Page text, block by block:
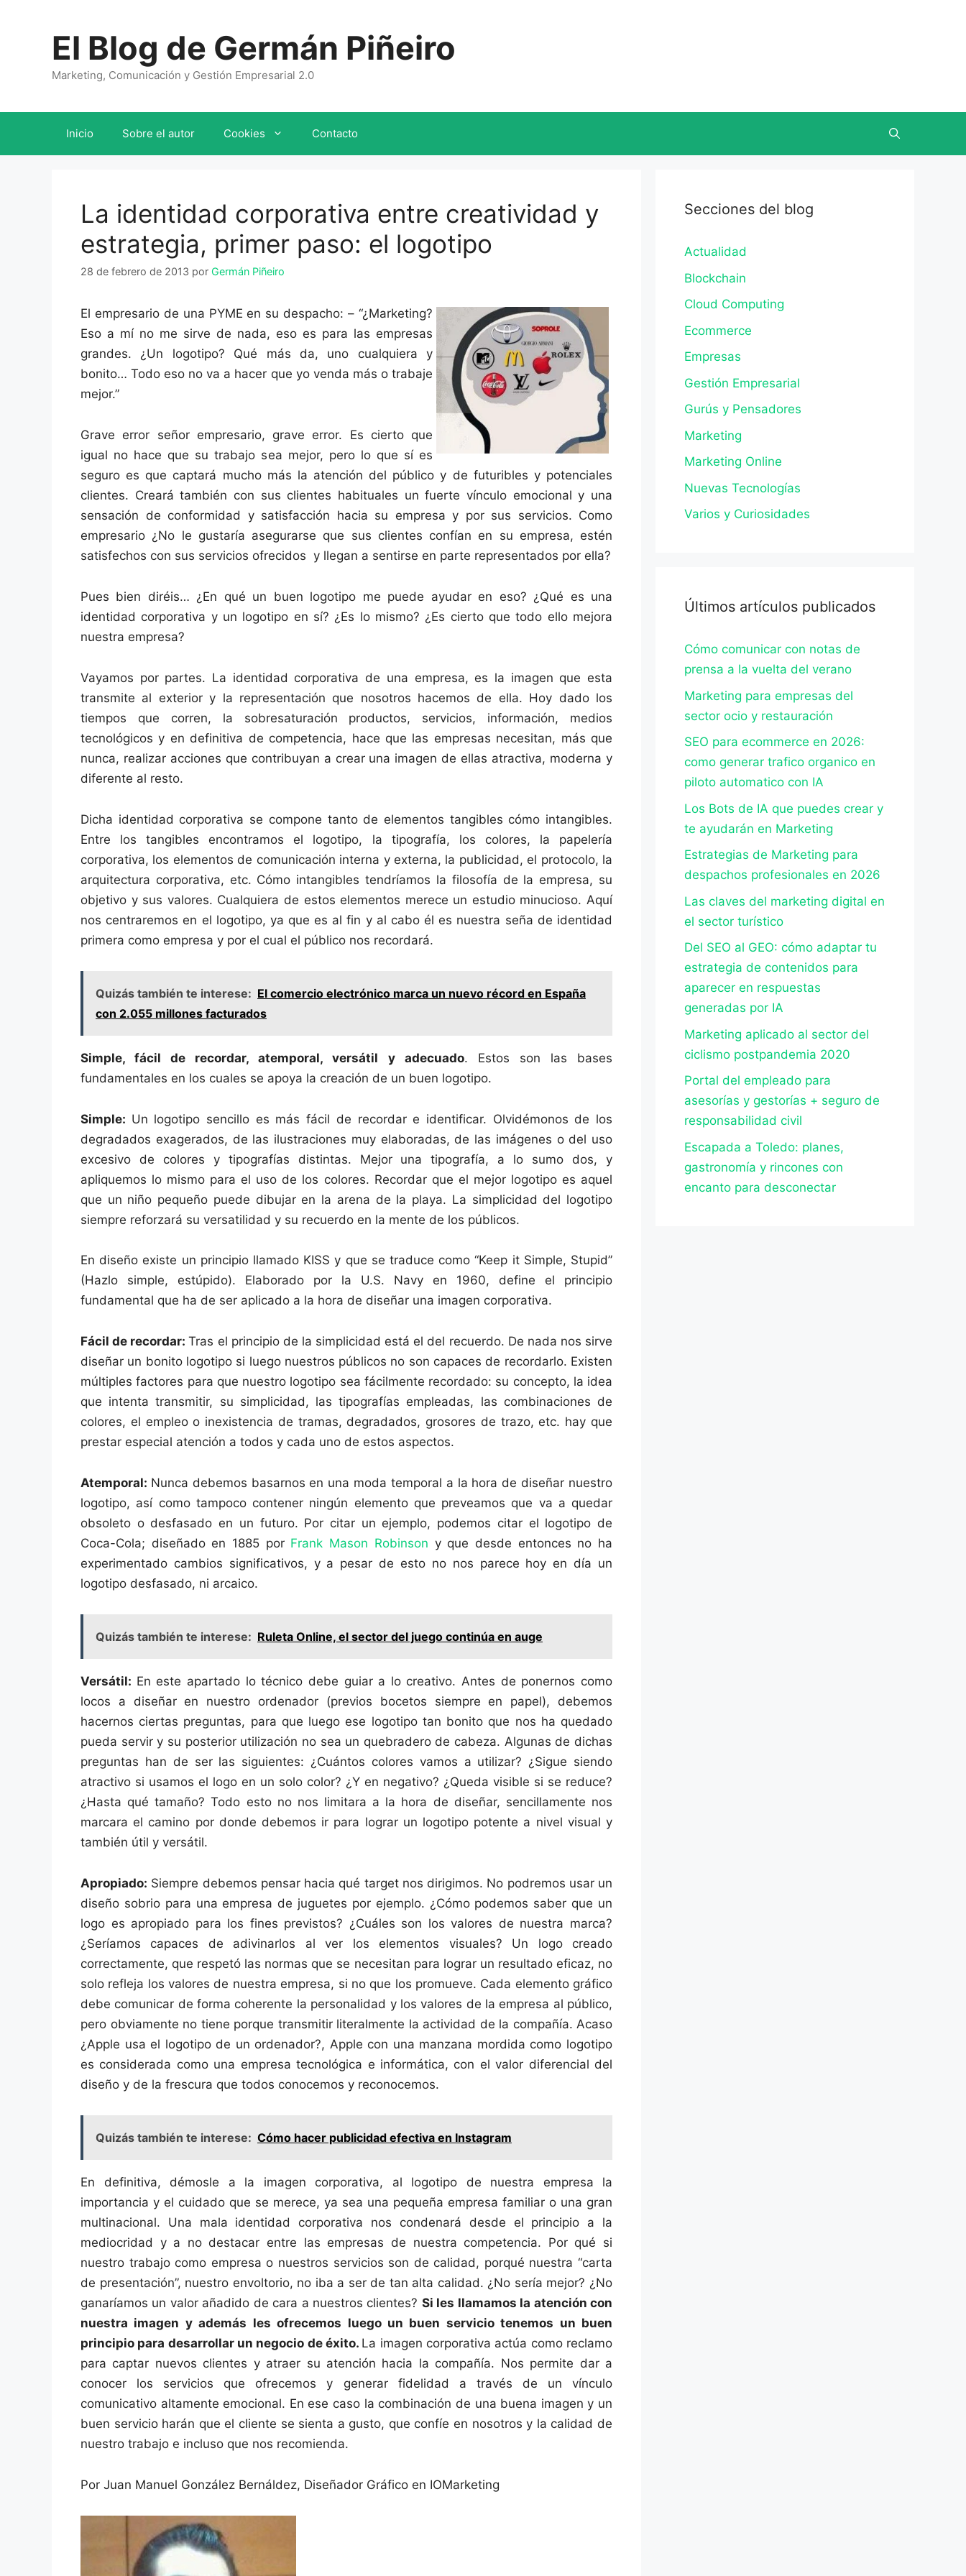
El Blog de Germán Piñeiro
Marketing, Comunicación y Gestión Empresarial 2.0
Inicio Sobre el autor Cookies Contacto
La identidad corporativa entre creatividad y
estrategia, primer paso: el logotipo
28 de febrero de 2013 por Germán Piñeiro
El empresario de una PYME en su despacho: – “¿Marketing?
Eso a mí no me sirve de nada, eso es para las empresas
grandes. ¿Un logotipo? Qué más da, uno cualquiera y
bonito… Todo eso no va a hacer que yo venda más o trabaje
mejor.”
Grave error señor empresario, grave error. Es cierto que
igual no hace que su trabajo sea mejor, pero lo que sí es
seguro es que captará mucho más la atención del público y de futuribles y potenciales
clientes. Creará también con sus clientes habituales un fuerte vínculo emocional y una
sensación de conformidad y satisfacción hacia su empresa y por sus servicios. Como
empresario ¿No le gustaría asegurarse que sus clientes confían en su empresa, estén
satisfechos con sus servicios ofrecidos y llegan a sentirse en parte representados por ella?
Pues bien diréis… ¿En qué un buen logotipo me puede ayudar en eso? ¿Qué es una
identidad corporativa y un logotipo en sí? ¿Es lo mismo? ¿Es cierto que todo ello mejora
nuestra empresa?
Vayamos por partes. La identidad corporativa de una empresa, es la imagen que esta
transmite al exterior y la representación que nosotros hacemos de ella. Hoy dado los
tiempos que corren, la sobresaturación productos, servicios, información, medios
tecnológicos y en definitiva de competencia, hace que las empresas necesitan, más que
nunca, realizar acciones que contribuyan a crear una imagen de ellas atractiva, moderna y
diferente al resto.
Dicha identidad corporativa se compone tanto de elementos tangibles cómo intangibles.
Entre los tangibles encontramos el logotipo, la tipografía, los colores, la papelería
corporativa, los elementos de comunicación interna y externa, la publicidad, el protocolo, la
arquitectura corporativa, etc. Cómo intangibles tendríamos la filosofía de la empresa, su
objetivo y sus valores. Cualquiera de estos elementos merece un estudio minucioso. Aquí
nos centraremos en el logotipo, ya que es al fin y al cabo él es nuestra seña de identidad
primera como empresa y por el cual el público nos recordará.
Quizás también te interese: El comercio electrónico marca un nuevo récord en España
con 2.055 millones facturados
Simple, fácil de recordar, atemporal, versátil y adecuado. Estos son las bases
fundamentales en los cuales se apoya la creación de un buen logotipo.
Simple: Un logotipo sencillo es más fácil de recordar e identificar. Olvidémonos de los
degradados exagerados, de las ilustraciones muy elaboradas, de las imágenes o del uso
excesivo de colores y tipografías distintas. Mejor una tipografía, a lo sumo dos, y
apliquemos lo mismo para el uso de los colores. Recordar que el mejor logotipo es aquel
que un niño pequeño puede dibujar en la arena de la playa. La simplicidad del logotipo
siempre reforzará su versatilidad y su recuerdo en la mente de los públicos.
En diseño existe un principio llamado KISS y que se traduce como “Keep it Simple, Stupid”
(Hazlo simple, estúpido). Elaborado por la U.S. Navy en 1960, define el principio
fundamental que ha de ser aplicado a la hora de diseñar una imagen corporativa.
Fácil de recordar:Tras el principio de la simplicidad está el del recuerdo. De nada nos sirve
diseñar un bonito logotipo si luego nuestros públicos no son capaces de recordarlo. Existen
múltiples factores para que nuestro logotipo sea fácilmente recordado: su concepto, la idea
que intenta transmitir, su simplicidad, las tipografías empleadas, las combinaciones de
colores, el empleo o inexistencia de tramas, degradados, grosores de trazo, etc. hay que
prestar especial atención a todos y cada uno de estos aspectos.
Atemporal: Nunca debemos basarnos en una moda temporal a la hora de diseñar nuestro
logotipo, así como tampoco contener ningún elemento que preveamos que va a quedar
obsoleto o desfasado en un futuro. Por citar un ejemplo, podemos citar el logotipo de
Coca-Cola; diseñado en 1885 por Frank Mason Robinson y que desde entonces no ha
experimentado cambios significativos, y a pesar de esto no nos parece hoy en día un
logotipo desfasado, ni arcaico.
Quizás también te interese: Ruleta Online, el sector del juego continúa en auge
Versátil: En este apartado lo técnico debe guiar a lo creativo. Antes de ponernos como
locos a diseñar en nuestro ordenador (previos bocetos siempre en papel), debemos
hacernos ciertas preguntas, para que luego ese logotipo tan bonito que nos ha quedado
pueda servir y su posterior utilización no sea un quebradero de cabeza. Algunas de dichas
preguntas han de ser las siguientes: ¿Cuántos colores vamos a utilizar? ¿Sigue siendo
atractivo si usamos el logo en un solo color? ¿Y en negativo? ¿Queda visible si se reduce?
¿Hasta qué tamaño? Todo esto no nos limitara a la hora de diseñar, sencillamente nos
marcara el camino por donde debemos ir para lograr un logotipo potente a nivel visual y
también útil y versátil.
Apropiado: Siempre debemos pensar hacia qué target nos dirigimos. No podremos usar un
diseño sobrio para una empresa de juguetes por ejemplo. ¿Cómo podemos saber que un
logo es apropiado para los fines previstos? ¿Cuáles son los valores de nuestra marca?
¿Seríamos capaces de adivinarlos al ver los elementos visuales? Un logo creado
correctamente, que respetó las normas que se necesitan para lograr un resultado eficaz, no
solo refleja los valores de nuestra empresa, si no que los promueve. Cada elemento gráfico
debe comunicar de forma coherente la personalidad y los valores de la empresa al público,
pero obviamente no tiene porque transmitir literalmente la actividad de la compañía. Acaso
¿Apple usa el logotipo de un ordenador?, Apple con una manzana mordida como logotipo
es considerada como una empresa tecnológica e informática, con el valor diferencial del
diseño y de la frescura que todos conocemos y reconocemos.
Quizás también te interese: Cómo hacer publicidad efectiva en Instagram
En definitiva, démosle a la imagen corporativa, al logotipo de nuestra empresa la
importancia y el cuidado que se merece, ya sea una pequeña empresa familiar o una gran
multinacional. Una mala identidad corporativa nos condenará desde el principio a la
mediocridad y a no destacar entre las empresas de nuestra competencia. Por qué si
nuestro trabajo como empresa o nuestros servicios son de calidad, porqué nuestra “carta
de presentación”, nuestro envoltorio, no iba a ser de tan alta calidad. ¿No sería mejor? ¿No
ganaríamos un valor añadido de cara a nuestros clientes? Si les llamamos la atención con
nuestra imagen y además les ofrecemos luego un buen servicio tenemos un buen
principio para desarrollar un negocio de éxito. La imagen corporativa actúa como reclamo
para captar nuevos clientes y atraer su atención hacia la compañía. Nos permite dar a
conocer los servicios que ofrecemos y generar fidelidad a través de un vínculo
comunicativo altamente emocional. En ese caso la combinación de una buena imagen y un
buen servicio harán que el cliente se sienta a gusto, que confíe en nosotros y la calidad de
nuestro trabajo e incluso que nos recomienda.
Por Juan Manuel González Bernáldez, Diseñador Gráfico en IOMarketing
Secciones del blog
Actualidad
Blockchain
Cloud Computing
Ecommerce
Empresas
Gestión Empresarial
Gurús y Pensadores
Marketing
Marketing Online
Nuevas Tecnologías
Varios y Curiosidades
Últimos artículos publicados
Cómo comunicar con notas de
prensa a la vuelta del verano
Marketing para empresas del
sector ocio y restauración
SEO para ecommerce en 2026:
como generar trafico organico en
piloto automatico con IA
Los Bots de IA que puedes crear y
te ayudarán en Marketing
Estrategias de Marketing para
despachos profesionales en 2026
Las claves del marketing digital en
el sector turístico
Del SEO al GEO: cómo adaptar tu
estrategia de contenidos para
aparecer en respuestas
generadas por IA
Marketing aplicado al sector del
ciclismo postpandemia 2020
Portal del empleado para
asesorías y gestorías + seguro de
responsabilidad civil
Escapada a Toledo: planes,
gastronomía y rincones con
encanto para desconectar